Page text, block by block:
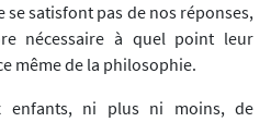
satisfont pas de nos réponses,
nécessaire à quel point leur
même de la philosophie.
enfants, ni plus ni moins, de